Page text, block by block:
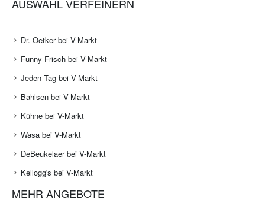
AUSWAHL VERFEINERN
Dr. Oetker bei V-Markt
Funny Frisch bei V-Markt
Jeden Tag bei V-Markt
Bahlsen bei V-Markt
Kühne bei V-Markt
Wasa bei V-Markt
DeBeukelaer bei V-Markt
Kellogg's bei V-Markt
MEHR ANGEBOTE